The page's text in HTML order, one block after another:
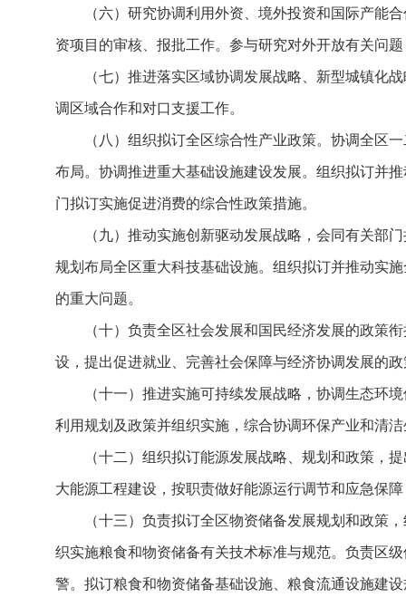
（六）研究协调利用外资、境外投资和国际产能
资项目的审核、报批工作。参与研究对外开放有关问
（七）推进落实区域协调发展战略、新型城镇化
调区域合作和对口支援工作。
（八）组织拟订全区综合性产业政策。协调全区
布局。协调推进重大基础设施建设发展。组织拟订并
门拟订实施促进消费的综合性政策措施。
（九）推动实施创新驱动发展战略，会同有关部
规划布局全区重大科技基础设施。组织拟订并推动实
的重大问题。
（十）负责全区社会发展和国民经济发展的政策
设，提出促进就业、完善社会保障与经济协调发展的
（十一）推进实施可持续发展战略，协调生态环
利用规划及政策并组织实施，综合协调环保产业和清
（十二）组织拟订能源发展战略、规划和政策，
大能源工程建设，按职责做好能源运行调节和应急保
（十三）负责拟订全区物资储备发展规划和政策
织实施粮食和物资储备有关技术标准与规范。负责区
警。拟订粮食和物资储备基础设施、粮食流通设施建